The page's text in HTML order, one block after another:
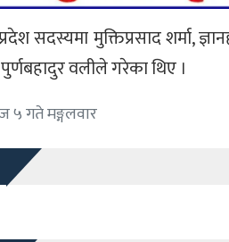
सदस्यमा मुक्तिप्रसाद शर्मा,
वलीले गरेका थिए ।
५ गते मङ्गलवार